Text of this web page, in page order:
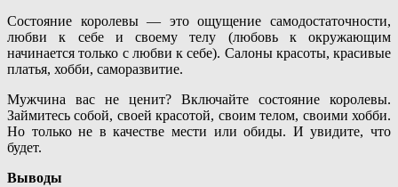
Состояние королевы — это ощущение самодостаточности,
любви к себе и своему телу (любовь к окружающим
начинается только с любви к себе). Салоны красоты, красивые
платья, хобби, саморазвитие.
Мужчина вас не ценит? Включайте состояние королевы.
Займитесь собой, своей красотой, своим телом, своими хобби.
Но только не в качестве мести или обиды. И увидите, что
будет.
Выводы